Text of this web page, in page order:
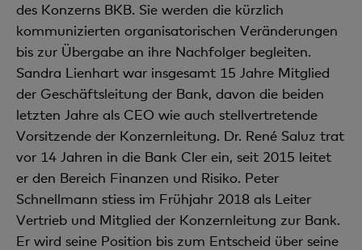
des Konzerns BKB. Sie werden die kürzlich
kommunizierten organisatorischen Veränderungen
bis zur Übergabe an ihre Nachfolger begleiten.
Sandra Lienhart war insgesamt 15 Jahre Mitglied
der Geschäftsleitung der Bank, davon die beiden
letzten Jahre als CEO wie auch stellvertretende
Vorsitzende der Konzernleitung. Dr. René Saluz trat
vor 14 Jahren in die Bank Cler ein, seit 2015 leitet
er den Bereich Finanzen und Risiko. Peter
Schnellmann stiess im Frühjahr 2018 als Leiter
Vertrieb und Mitglied der Konzernleitung zur Bank.
Er wird seine Position bis zum Entscheid über seine